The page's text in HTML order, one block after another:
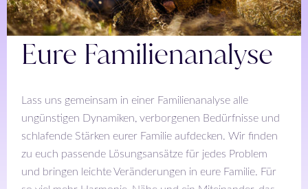
Eure Familienanalyse
Lass uns gemeinsam in einer Familienanalyse alle
ungünstigen Dynamiken, verborgenen Bedürfnisse und
schlafende Stärken eurer Familie aufdecken. Wir finden
zu euch passende Lösungsansätze für jedes Problem
und bringen leichte Veränderungen in eure Familie. Für